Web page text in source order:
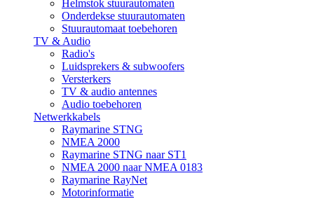
Helmstok stuurautomaten
Onderdekse stuurautomaten
Stuurautomaat toebehoren
TV & Audio
Radio's
Luidsprekers & subwoofers
Versterkers
TV & audio antennes
Audio toebehoren
Netwerkkabels
Raymarine STNG
NMEA 2000
Raymarine STNG naar ST1
NMEA 2000 naar NMEA 0183
Raymarine RayNet
Motorinformatie